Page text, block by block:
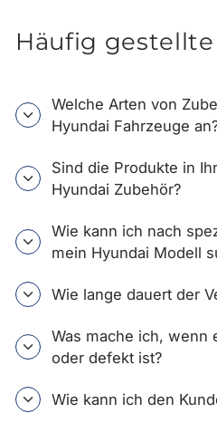
Häufig gestellte
Welche Arten von
Hyundai Fahrzeuge
Sind die Produkte in
Hyundai Zubehör?
Wie kann ich nach
mein Hyundai Modell
Wie lange dauert der
Was mache ich, wenn
oder defekt ist?
Wie kann ich den